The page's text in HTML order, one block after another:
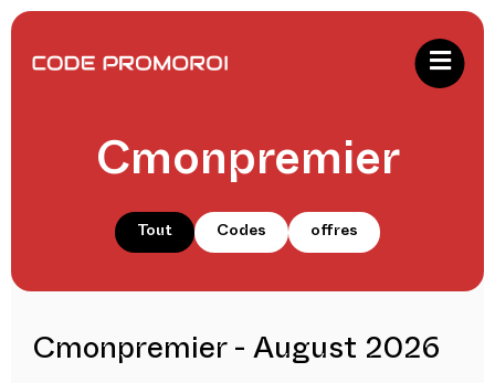
Cmonpremier
Tout Codes offres
Cmonpremier - August 2026